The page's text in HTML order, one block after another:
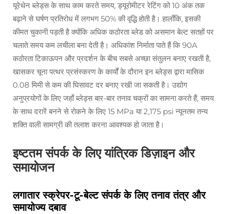
यूरेथेन ब्लेड्स के साथ काम करते समय, ड्यूरोमीटर रेटिंग को 10 अंक तक
बढ़ाने से घर्षण प्रतिरोध में लगभग 50% की वृद्धि होती है। हालाँकि, इसकी
कीमत चुकानी पड़ती है क्योंकि अधिक कठोरता ब्लेड को असमान बेल्ट सतहों पर
चलाते समय कम लचीला बना देती है। अधिकांश निर्माता पाते हैं कि 90A
कठोरता टिकाऊपन और प्रदर्शन के बीच सबसे अच्छा संतुलन बनाए रखती है,
खासकर चूना पत्थर प्रसंस्करण के कार्यों के दौरान इन ब्लेड्स द्वारा मासिक
0.08 मिमी से कम की घिसावट दर बनाए रखी जा सकती है। उद्योग
अनुप्रयोगों के लिए जहाँ ब्लेड्स बार-बार तनाव चक्रों का सामना करते हैं, समय
के साथ दरारें बनने से रोकने के लिए 15 MPa या 2,175 psi न्यूनतम तन्य
शक्ति वाली सामग्री की तलाश करना आवश्यक हो जाता है।
इष्टतम संपर्क के लिए यांत्रिक डिज़ाइन और
समायोजन
लगातार स्क्रेपर-टू-बेल्ट संपर्क के लिए तनाव तंत्र और
समायोज्य दबाव